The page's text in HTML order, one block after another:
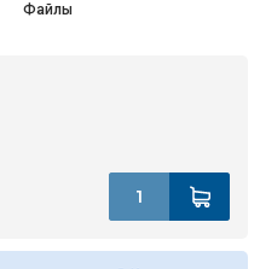
Файлы